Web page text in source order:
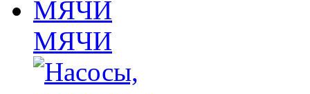
МЯЧИ